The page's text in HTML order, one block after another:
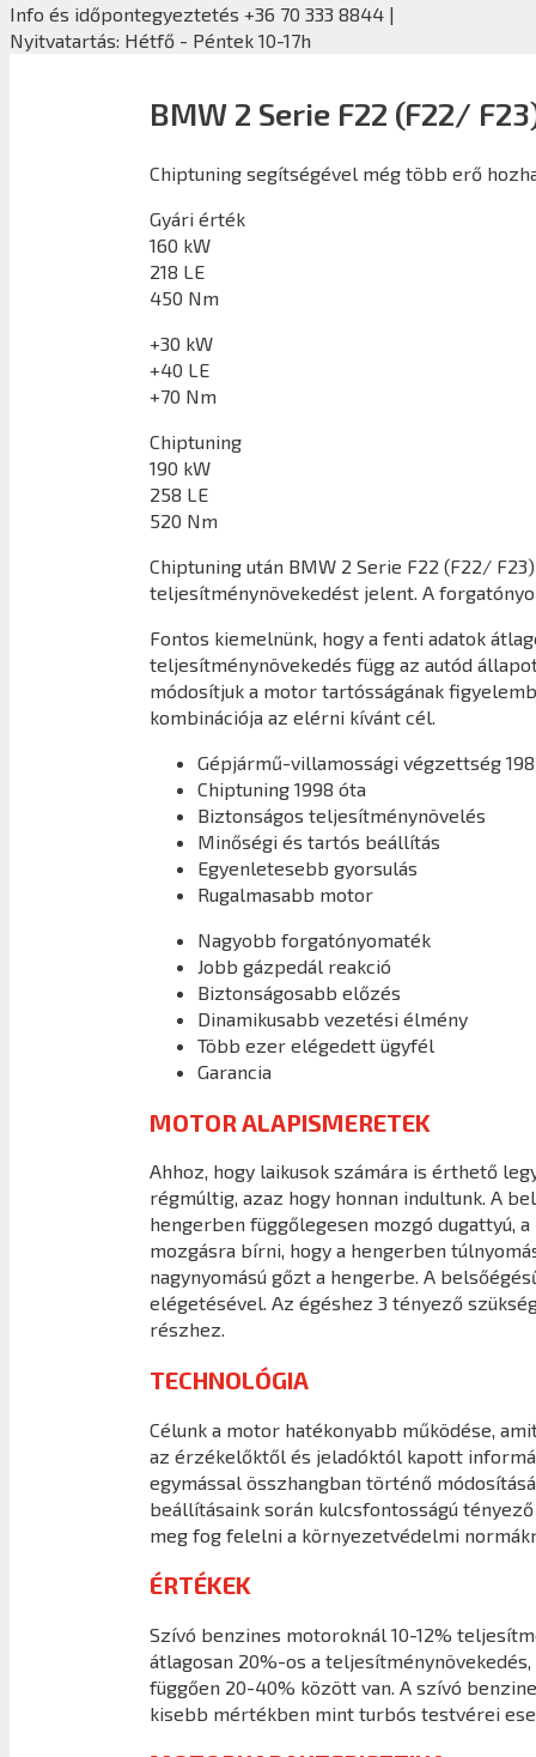
Info és időpontegyeztetés +36 70 333 8844 |
Nyitvatartás: Hétfő - Péntek 10-17h
BMW 2 Serie F22 (F22/
Chiptuning segítségével még több erő
Gyári érték
160 kW
218 LE
450 Nm
+30 kW
+40 LE
+70 Nm
Chiptuning
190 kW
258 LE
520 Nm
Chiptuning után BMW 2 Serie F22 (F22/
teljesítménynövekedést jelent. A
Fontos kiemelnünk, hogy a fenti adatok
teljesítménynövekedés függ az autód
módosítjuk a motor tartósságának
kombinációja az elérni kívánt cél.
Gépjármű-villamossági végzettség
Chiptuning 1998 óta
Biztonságos teljesítménynövelés
Minőségi és tartós beállítás
Egyenletesebb gyorsulás
Rugalmasabb motor
Nagyobb forgatónyomaték
Jobb gázpedál reakció
Biztonságosabb előzés
Dinamikusabb vezetési élmény
Több ezer elégedett ügyfél
Garancia
MOTOR ALAPISMERETEK
Ahhoz, hogy laikusok számára is érthető
régmúltig, azaz hogy honnan indultunk. A
hengerben függőlegesen mozgó dugattyú,
mozgásra bírni, hogy a hengerben
nagynyomású gőzt a hengerbe. A
elégetésével. Az égéshez 3 tényező
részhez.
TECHNOLÓGIA
Célunk a motor hatékonyabb működése,
az érzékelőktől és jeladóktól kapott
egymással összhangban történő
beállításaink során kulcsfontosságú
meg fog felelni a környezetvédelmi
ÉRTÉKEK
Szívó benzines motoroknál 10-12%
átlagosan 20%-os a
függően 20-40% között van. A szívó
kisebb mértékben mint turbós testvérei